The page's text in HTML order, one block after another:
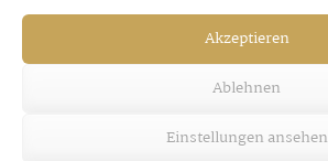
Akzeptieren
Ablehnen
Einstellungen ansehen